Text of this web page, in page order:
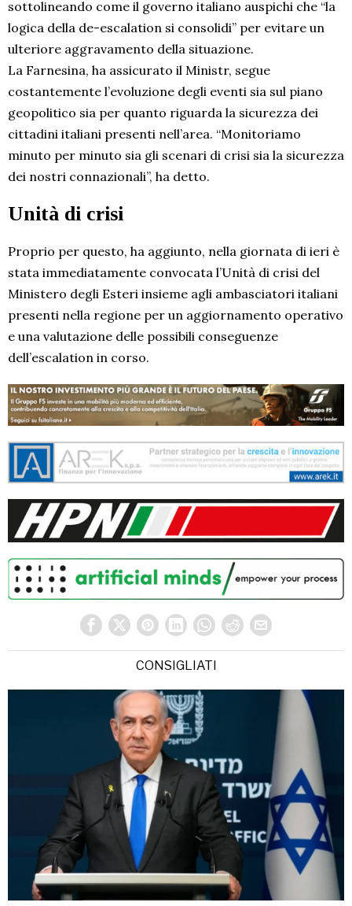
sottolineando come il governo italiano auspichi che “la
logica della de-escalation si consolidi” per evitare un
ulteriore aggravamento della situazione.
La Farnesina, ha assicurato il Ministr, segue
costantemente l’evoluzione degli eventi sia sul piano
geopolitico sia per quanto riguarda la sicurezza dei
cittadini italiani presenti nell’area. “Monitoriamo
minuto per minuto sia gli scenari di crisi sia la sicurezza
dei nostri connazionali”, ha detto.
Unità di crisi
Proprio per questo, ha aggiunto, nella giornata di ieri è
stata immediatamente convocata l’Unità di crisi del
Ministero degli Esteri insieme agli ambasciatori italiani
presenti nella regione per un aggiornamento operativo
e una valutazione delle possibili conseguenze
dell’escalation in corso.
CONSIGLIATI